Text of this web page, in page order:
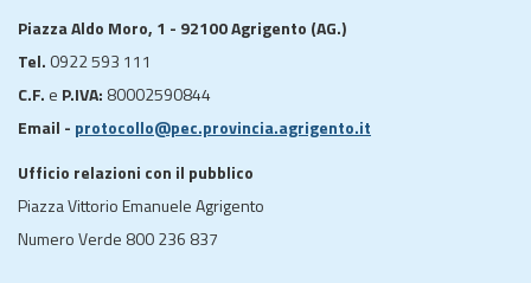
Piazza Aldo Moro, 1 - 92100 Agrigento (AG.)
Tel. 0922 593 111
C.F. e P.IVA: 80002590844
Email - protocollo@pec.provincia.agrigento.it
Ufficio relazioni con il pubblico
Piazza Vittorio Emanuele Agrigento
Numero Verde 800 236 837